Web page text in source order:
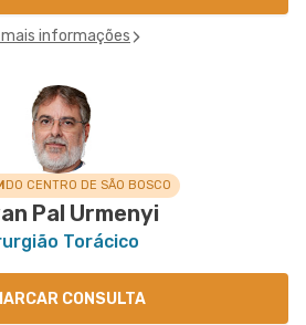
mais informações
DO CENTRO DE SÃO BOSCO
Pal Urmenyi
Torácico
CONSULTA